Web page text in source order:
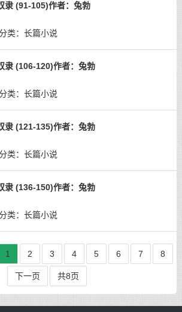
隶 (91-105)作者：兔勃
类： 长篇小说
隶 (106-120)作者：兔勃
类： 长篇小说
隶 (121-135)作者：兔勃
类： 长篇小说
隶 (136-150)作者：兔勃
类： 长篇小说
1 2 3 4 5 6 7 8
下一页 共8页